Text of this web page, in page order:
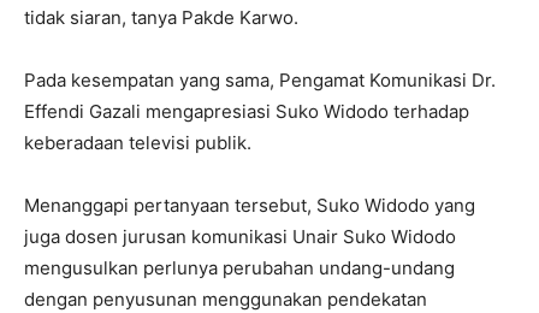
tidak siaran, tanya Pakde Karwo.
Pada kesempatan yang sama, Pengamat Komunikasi Dr.
Effendi Gazali mengapresiasi Suko Widodo terhadap
keberadaan televisi publik.
Menanggapi pertanyaan tersebut, Suko Widodo yang
juga dosen jurusan komunikasi Unair Suko Widodo
mengusulkan perlunya perubahan undang-undang
dengan penyusunan menggunakan pendekatan